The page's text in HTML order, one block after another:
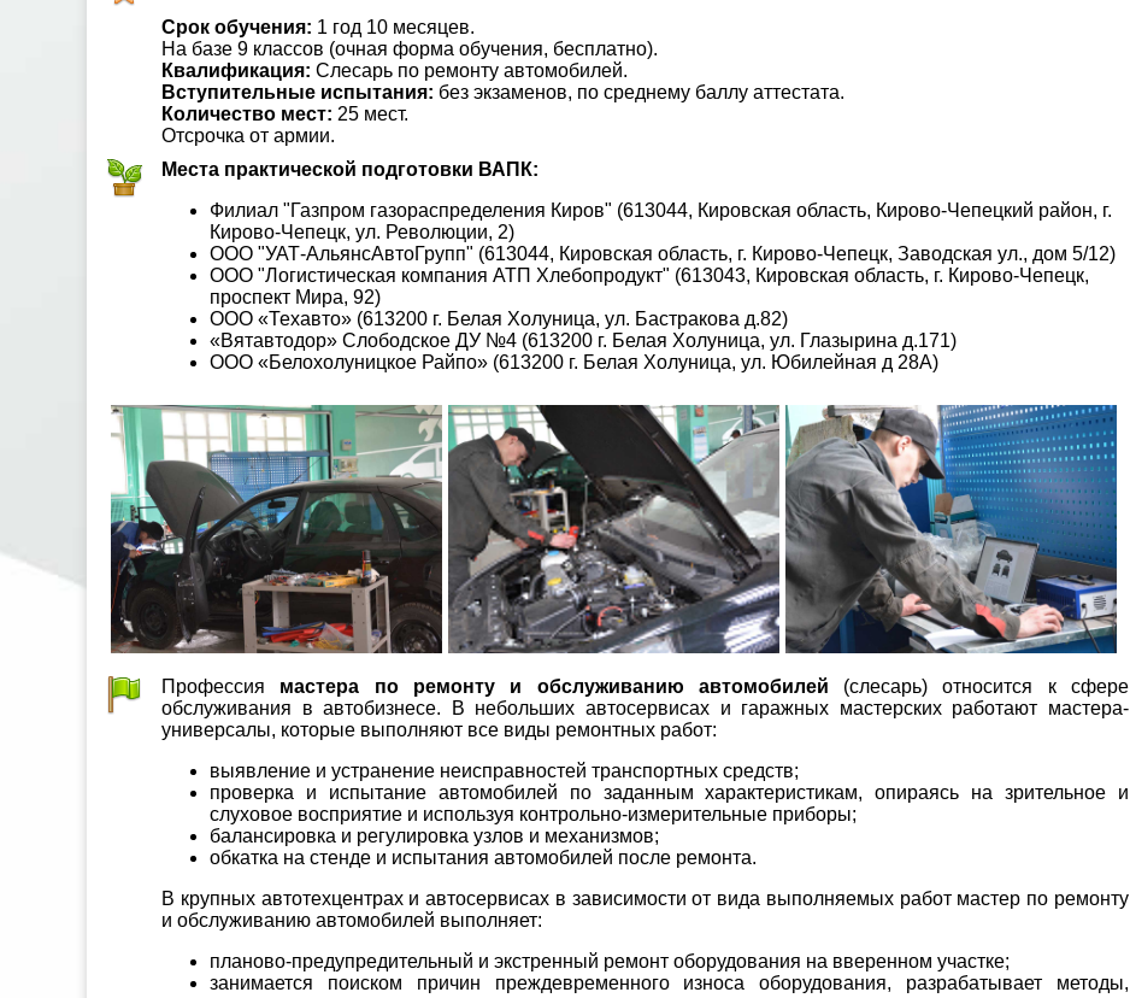
Срок обучения: 1 год 10 месяцев.
На базе 9 классов (очная форма обучения, бесплатно).
Квалификация: Слесарь по ремонту автомобилей.
Вступительные испытания: без экзаменов, по среднему баллу аттестата.
Количество мест: 25 мест.
Отсрочка от армии.
Места практической подготовки ВАПК:
Филиал "Газпром газораспределения Киров" (613044, Кировская область, Кирово-Чепецкий район, г.
Кирово-Чепецк, ул. Революции, 2)
ООО "УАТ-АльянсАвтоГрупп" (613044, Кировская область, г. Кирово-Чепецк, Заводская ул., дом 5/12)
ООО "Логистическая компания АТП Хлебопродукт" (613043, Кировская область, г. Кирово-Чепецк,
проспект Мира, 92)
ООО «Техавто» (613200 г. Белая Холуница, ул. Бастракова д.82)
«Вятавтодор» Слободское ДУ №4 (613200 г. Белая Холуница, ул. Глазырина д.171)
ООО «Белохолуницкое Райпо» (613200 г. Белая Холуница, ул. Юбилейная д 28А)
Профессия мастера по ремонту и обслуживанию автомобилей (слесарь) относится к сфере
обслуживания в автобизнесе. В небольших автосервисах и гаражных мастерских работают мастера-
универсалы, которые выполняют все виды ремонтных работ:
выявление и устранение неисправностей транспортных средств;
проверка и испытание автомобилей по заданным характеристикам, опираясь на зрительное и
слуховое восприятие и используя контрольно-измерительные приборы;
балансировка и регулировка узлов и механизмов;
обкатка на стенде и испытания автомобилей после ремонта.
В крупных автотехцентрах и автосервисах в зависимости от вида выполняемых работ мастер по ремонту
и обслуживанию автомобилей выполняет:
планово-предупредительный и экстренный ремонт оборудования на вверенном участке;
занимается поиском причин преждевременного износа оборудования, разрабатывает методы,